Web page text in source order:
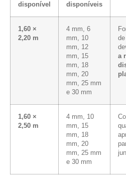
disponível
disponíveis
1,60 ×
2,20 m
4 mm, 6
mm, 10
mm, 12
mm, 15
mm, 18
mm, 20
mm, 25 mm
e 30 mm
a
1,60 ×
2,50 m
4 mm, 10
mm, 15
mm, 18
mm, 20
mm, 25 mm
e 30 mm